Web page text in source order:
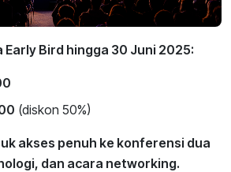
Bird hingga 30 Juni 2025:
(diskon 50%)
akses penuh ke konferensi dua
dan acara networking.